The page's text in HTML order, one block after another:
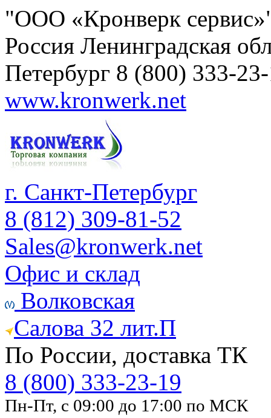
"ООО «Кронверк
Россия Ленинградская
Петербург 8 (800) 333-
www.kronwerk.net
г. Санкт-Петербург
8 (812) 309-81-52
Sales@kronwerk.net
Офис и склад
Волковская
Салова 32 лит.П
По России, доставка ТК
8 (800) 333-23-19
Пн-Пт, с 09:00 до 17:00 по МСК